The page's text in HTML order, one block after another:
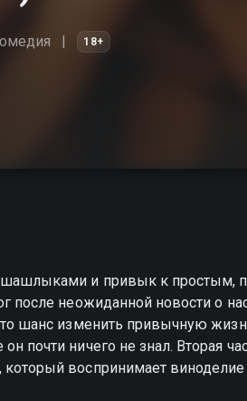
18+
и привык к простым,
после неожиданной новости о
шанс изменить привычную
почти ничего не знал. Вторая
воспринимает виноделие
и свою особую ценность.